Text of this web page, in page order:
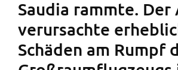
Saudia rammte.
verursachte
Schäden am Rumpf